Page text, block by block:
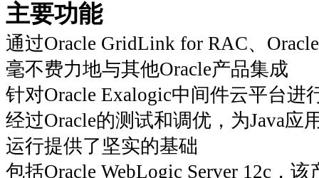
主要功能
通过Oracle GridLink for RAC、
毫不费力地与其他Oracle产品集成
针对Oracle Exalogic中间件云平台
经过Oracle的测试和调优，为Java应
运行提供了坚实的基础
包括Oracle WebLogic Server 12c，